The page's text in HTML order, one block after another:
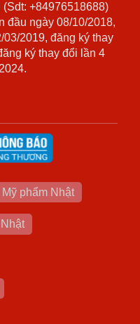
+84976518688)
đầu ngày 08/10/2018,
2019, đăng ký thay
ký thay đổi lần 4
Mỹ phẩm Nhật